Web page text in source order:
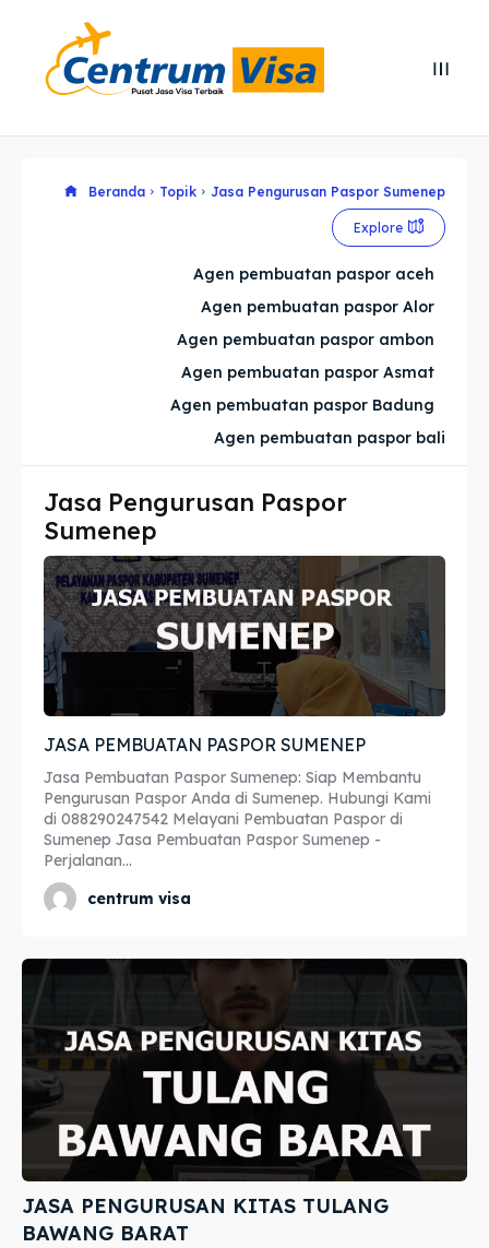
Cari
Cari
Explore our destinations
Imta
Legalisir
Apostille
Penerjemah
Asuransi
Blog
Explore our destinations
Imta
Legalisir
Apostille
Penerjemah
Asuransi
Blog
Beranda Topik Jasa Pengurusan Paspor Sumenep
Explore
Agen pembuatan paspor aceh
Agen pembuatan paspor Alor
Agen pembuatan paspor ambon
Agen pembuatan paspor Asmat
Agen pembuatan paspor Badung
Agen pembuatan paspor bali
Jasa Pengurusan Paspor
Sumenep
JASA PEMBUATAN PASPOR SUMENEP
Jasa Pembuatan Paspor Sumenep: Siap Membantu
Pengurusan Paspor Anda di Sumenep. Hubungi Kami
di 088290247542 Melayani Pembuatan Paspor di
Sumenep Jasa Pembuatan Paspor Sumenep -
Perjalanan...
centrum visa
JASA PENGURUSAN KITAS TULANG
BAWANG BARAT